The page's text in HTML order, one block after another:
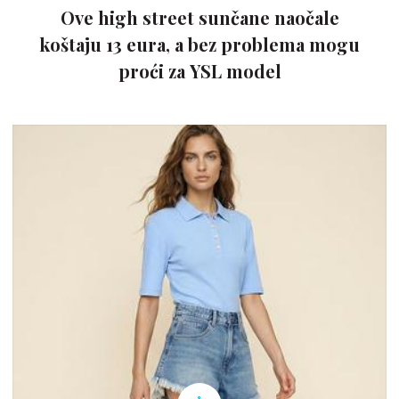
Ove high street sunčane naočale
koštaju 13 eura, a bez problema mogu
proći za YSL model